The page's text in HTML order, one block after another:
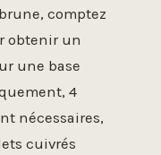
comptez
obtenir un
une base
4
nécessaires,
cuivrés